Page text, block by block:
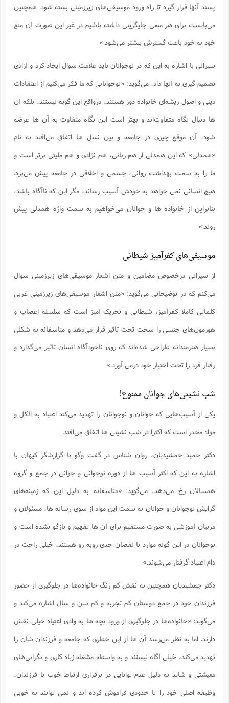
پسند آنها قرار گیرد تا راه ورود موسیقی‌های زیرزمینی بسته شود. همچنین
می‌بایست برای هر منعی جایگزینی داشته باشیم در غیر این صورت آن منع
خود به خود باعث گسترش بیشتر می‌شود.»
سیرانی با اشاره به این که در نوجوانان باید علامت سوال ایجاد کرد و آزادی
تصمیم گیری به آنها داد، می‌گوید: «نوجوانانی که ما فکر می‌کنیم از اعتقادات
دینی و اصول ریشه‌ای خانواده دور هستند، درواقع این گونه نیستند، بلکه آن
ها دنبال نگاه متفاوت‌اند و بهتر است این نگاه متفاوت به آن ها عرضه
شود، آن موقع چیزی در جامعه و بین نسل ها اتفاق می‌افتد به نام
«همدلی» که این همدلی از هم زبانی، هم نژادی و هم ملیتی برتر است و
ما را به سمت بهداشت روانی، جسمی و اخلاقی در جامعه پیش می‌برد.
هیچ انسانی نمی خواهد به خودش آسیب رساند، مگر این که ناآگاه باشد،
بنابراین از خانواده ها و جوانان می‌خواهیم به سمت واژه همدلی پیش
روند.»
موسیقی‌های کفرآمیز شیطانی
از سیرانی درخصوص مضامین و متن اشعار موسیقی‌های زیرزمینی سوال
می‌کنم که در توضیحاتی می‌گوید: «متن اشعار موسیقی‌های زیرزمینی غربی
کلماتی کاملا کفرآمیز، شیطانی و تحریک آمیز است که سلسله اعصاب و
هورمون‌های جنسی را سخت تحت تاثیر قرار می‌دهد و متاسفانه به شکلی
بسیار هنرمندانه طراحی شده‌اند که روی ناخودآگاه انسان تاثیر می‌گذارد و
رفتار فرد را تحت اختیار خود درمی آورد.»
شب نشینی‌های جوانان ممنوع!
یکی از آسیب‌هایی که جوانان و نوجوانان را تهدید می‌کند اعتیاد به الکل و
مواد مخدر است که اکثرا در شب نشینی ها اتفاق می‌افتد.
دکتر حمید جمشیدیان، روان شناس در گفت وگو با گزارشگر کیهان با
اشاره به این که اکثر آسیب ها از دوره نوجوانی و جوانی در جمع و گروه
همسالان رخ می‌دهد، می‌گوید: «متاسفانه به دلیل این که زمینه‌های
گرایش نوجوانان و جوانان به سمت این مواد از سوی رسانه ها، مسئولان و
مربیان آموزشی به صورت مستقیم برای آن ها تفهیم و بازگو نشده است و
نوجوانان در این گونه موارد با نقصان جدی روبه رو هستند، خیلی راحت در
دام اعتیاد گرفتار می‌شوند.»
دکتر جمشیدیان همچنین به نقش کم رنگ خانواده‌ها در جلوگیری از حضور
فرزندان خود در جمع دوستان کم تجربه و کم سن و سال اشاره می‌کند و
می‌گوید: «خانواده‌ها در جلوگیری از ورود بچه ها به وادی اعتیاد خیلی نقش
دارند. اما به نظر می‌رسد آن ها از این خطری که جامعه و فرزندان شان را
تهدید می‌کند، خیلی آگاه نیستند و به واسطه مشغله زیاد کاری و نگرانی‌های
معیشتی و شاید به دلیل عدم توانایی در برقراری ارتباط خوب با فرزندان،
وظیفه اصلی خود را تا حدودی فراموش کرده اند و نمی توانند به خوبی